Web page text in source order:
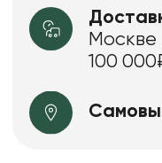
Москве
100